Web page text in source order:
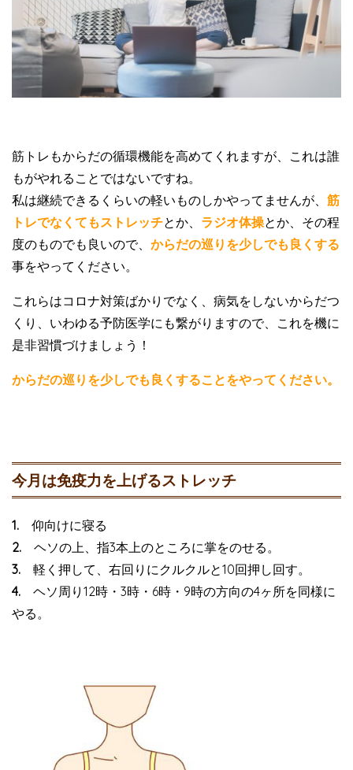
筋トレもからだの循環機能を高めてくれますが、これは誰
もがやれることではないですね。
私は継続できるくらいの軽いものしかやってませんが、 筋
トレでなくてもストレッチとか、 ラジオ体操とか、その程
度のものでも良いので、 からだの巡りを少しでも良くする
事をやってください。
これらはコロナ対策ばかりでなく、病気をしないからだつ
くり、いわゆる予防医学にも繋がりますので、これを機に
是非習慣づけましょう！
からだの巡りを少しでも良くすることをやってください。
今月は免疫力を上げるストレッチ
1. 仰向けに寝る
2. ヘソの上、指3本上のところに掌をのせる。
3. 軽く押して、右回りにクルクルと10回押し回す。
4. ヘソ周り12時・3時・6時・9時の方向の4ヶ所を同様に
やる。